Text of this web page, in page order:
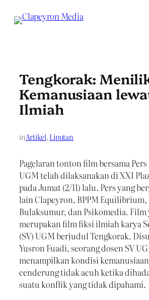
Tengkorak:
Kemanusiaan
Ilmiah
inArtikel, Liputan
Pagelaran tonton film bersama
UGM telah dilaksanakan di XXI
pada Jumat (2/11) lalu. Pers yang
lain Clapeyron, BPPM
Bulaksumur, dan Psikomedia.
merupakan film fiksi ilmiah karya
(SV) UGM berjudul Tengkorak.
Yusron Fuadi, seorang dosen SV
menampilkan kondisi
cenderung tidak acuh ketika
suatu konflik yang tidak dipahami.